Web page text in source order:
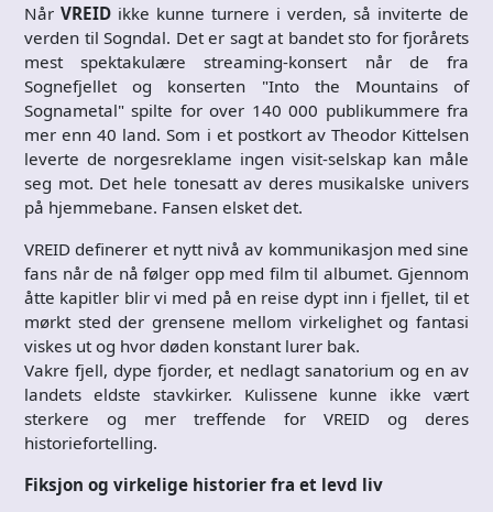
Når VREID ikke kunne turnere i verden, så inviterte de
verden til Sogndal. Det er sagt at bandet sto for fjorårets
mest spektakulære streaming-konsert når de fra
Sognefjellet og konserten "Into the Mountains of
Sognametal" spilte for over 140 000 publikummere fra
mer enn 40 land. Som i et postkort av Theodor Kittelsen
leverte de norgesreklame ingen visit-selskap kan måle
seg mot. Det hele tonesatt av deres musikalske univers
på hjemmebane. Fansen elsket det.
VREID definerer et nytt nivå av kommunikasjon med sine
fans når de nå følger opp med film til albumet. Gjennom
åtte kapitler blir vi med på en reise dypt inn i fjellet, til et
mørkt sted der grensene mellom virkelighet og fantasi
viskes ut og hvor døden konstant lurer bak.
Vakre fjell, dype fjorder, et nedlagt sanatorium og en av
landets eldste stavkirker. Kulissene kunne ikke vært
sterkere og mer treffende for VREID og deres
historiefortelling.
Fiksjon og virkelige historier fra et levd liv